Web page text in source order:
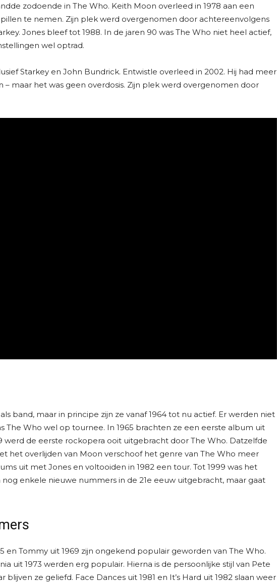
zodoende in The Who. Keith Moon overleed in 1978 aan een
te nemen. Zijn plek werd overgenomen door achtereenvolgens
Jones bleef tot 1988. In de jaren 90 was The Who niet heel actief,
wel optrad.
Starkey en John Bundrick. Entwistle overleed in 2002. Hij had meer
– maar het was geen overdosis. Zijn plek werd overgenomen door
band, maar in principe zijn ze vanaf 1964 tot nu actief. Er werden niet
The Who wel op tournee. In 1965 brachten ze een eerste album uit
werd de eerste rockopera ooit uitgebracht door The Who. Datzelfde
het overlijden van Moon verschoof het genre van The Who meer
uit met Jones en voltooiden in 1982 een tour. Tot 1999 was het
enkele nieuwe nummers in de 21e eeuw uitgebracht, maar gaat
en Tommy uit 1969 zijn ongekend populair geworden van The Who.
uit 1973 werden erg populair. Hierna is de persoonlijke stijl van Pete
ze geliefd. Face Dances uit 1981 en It’s Hard uit 1982 slaan weer